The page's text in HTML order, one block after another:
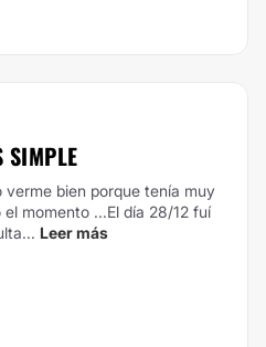
SIMPLE
verme bien porque tenía muy
momento ...El día 28/12 fuí
Leer más